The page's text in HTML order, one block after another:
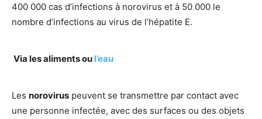
400 000 cas d’infections à norovirus et à 50 000 le
nombre d’infections au virus de l’hépatite E.
Via les aliments ou l’eau
Les norovirus peuvent se transmettre par contact avec
une personne infectée, avec des surfaces ou des objets